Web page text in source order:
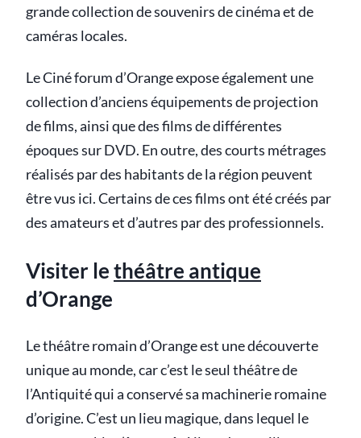
grande collection de souvenirs de cinéma et de
caméras locales.
Le Ciné forum d’Orange expose également une
collection d’anciens équipements de projection
de films, ainsi que des films de différentes
époques sur DVD. En outre, des courts métrages
réalisés par des habitants de la région peuvent
être vus ici. Certains de ces films ont été créés par
des amateurs et d’autres par des professionnels.
Visiter lethéâtre antique
d’Orange
Le théâtre romain d’Orange est une découverte
unique au monde, car c’est le seul théâtre de
l’Antiquité qui a conservé sa machinerie romaine
d’origine. C’est un lieu magique, dans lequel le